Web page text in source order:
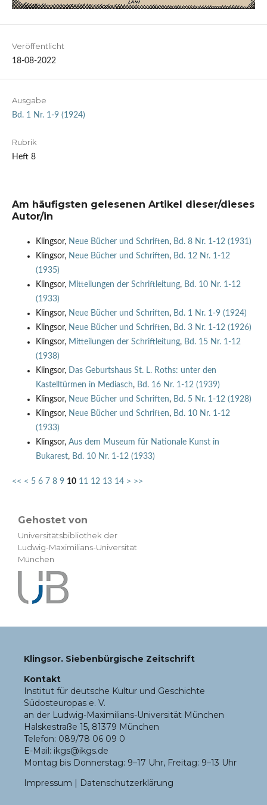
Veröffentlicht
18-08-2022
Ausgabe
Bd. 1 Nr. 1-9 (1924)
Rubrik
Heft 8
Am häufigsten gelesenen Artikel dieser/dieses
Autor/in
Klingsor, Neue Bücher und Schriften, Bd. 8 Nr. 1-12 (1931)
Klingsor, Neue Bücher und Schriften, Bd. 12 Nr. 1-12
(1935)
Klingsor, Mitteilungen der Schriftleitung, Bd. 10 Nr. 1-12
(1933)
Klingsor, Neue Bücher und Schriften, Bd. 1 Nr. 1-9 (1924)
Klingsor, Neue Bücher und Schriften, Bd. 3 Nr. 1-12 (1926)
Klingsor, Mitteilungen der Schriftleitung, Bd. 15 Nr. 1-12
(1938)
Klingsor,
Das Geburtshaus St. L. Roths: unter den
Kastelltürmen in Mediasch, Bd. 16 Nr. 1-12 (1939)
Klingsor, Neue Bücher und Schriften, Bd. 5 Nr. 1-12 (1928)
Klingsor, Neue Bücher und Schriften, Bd. 10 Nr. 1-12
(1933)
Klingsor, Aus dem Museum für Nationale Kunst in
Bukarest, Bd. 10 Nr. 1-12 (1933)
<< < 5 6 7 8 9 10 11 12 13 14 > >>
Gehostet von
Universitätsbibliothek der
Ludwig-Maximilians-Universität
München
Klingsor. Siebenbürgische Zeitschrift
Kontakt
Institut für deutsche Kultur und Geschichte
Südosteuropas e. V.
an der Ludwig-Maximilians-Universität München
Halskestraße 15, 81379 München
Telefon: 089/78 06 09 0
E-Mail: ikgs@ikgs.de
Montag bis Donnerstag: 9–17 Uhr, Freitag: 9–13 Uhr
Impressum | Datenschutzerklärung